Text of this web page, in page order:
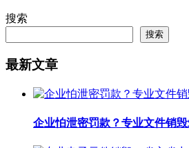
搜索
搜索
最新文章
企业怕泄密罚款？专业文件销